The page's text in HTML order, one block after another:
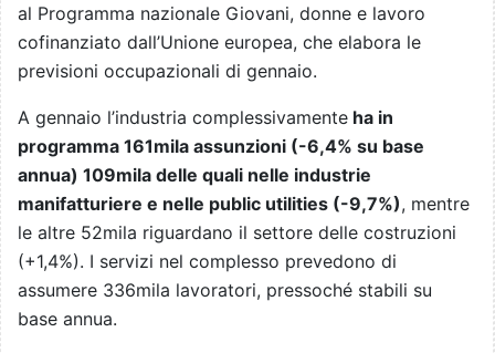
al Programma nazionale Giovani, donne e lavoro
cofinanziato dall’Unione europea, che elabora le
previsioni occupazionali di gennaio.
A gennaio l’industria complessivamente ha in
programma 161mila assunzioni (-6,4% su base
annua) 109mila delle quali nelle industrie
manifatturiere e nelle public utilities (-9,7%), mentre
le altre 52mila riguardano il settore delle costruzioni
(+1,4%). I servizi nel complesso prevedono di
assumere 336mila lavoratori, pressoché stabili su
base annua.